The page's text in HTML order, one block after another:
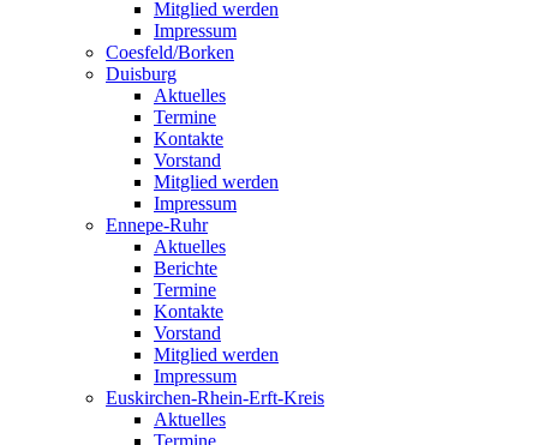
Mitglied werden
Impressum
Coesfeld/Borken
Duisburg
Aktuelles
Termine
Kontakte
Vorstand
Mitglied werden
Impressum
Ennepe-Ruhr
Aktuelles
Berichte
Termine
Kontakte
Vorstand
Mitglied werden
Impressum
Euskirchen-Rhein-Erft-Kreis
Aktuelles
Termine